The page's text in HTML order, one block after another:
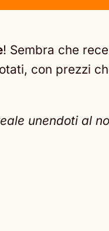
! Sembra che
con prezzi
unendoti al